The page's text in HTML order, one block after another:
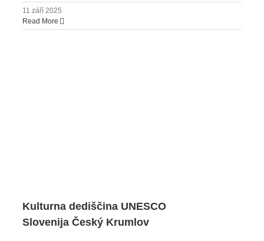
11 září 2025
Read More
Kulturna dediščina UNESCO
Slovenija Český Krumlov